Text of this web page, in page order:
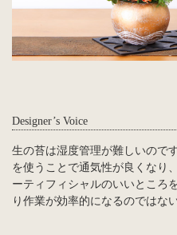
Designer’s Voice
生の苔は湿度管理が難しいので
を使うことで通気性が良くなり
ーティフィシャルのいいところ
り作業が効率的になるのではな